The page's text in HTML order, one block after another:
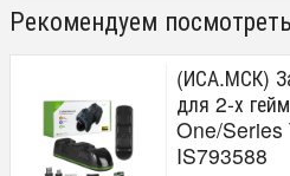
Рекомендуем посмотреть
(ИСА.МСК)
для 2-х
One/Series
IS793588